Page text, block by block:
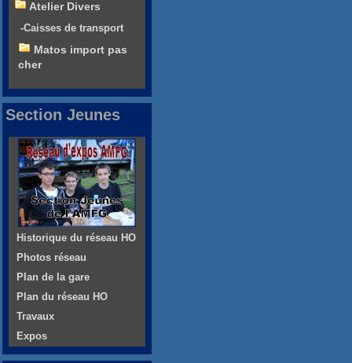
Atelier Divers
-Caisses de transport
Matos import pas
cher
Section Jeunes
Historique du réseau HO
Photos réseau
Plan de la gare
Plan du réseau HO
Travaux
Expos